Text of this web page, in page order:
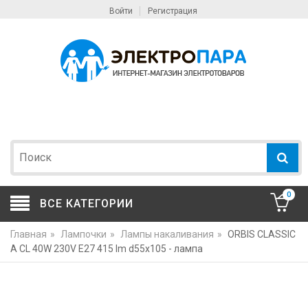
Войти Регистрация
ВСЕ КАТЕГОРИИ
0
Главная » Лампочки » Лампы накаливания » ORBIS CLASSIC
A CL 40W 230V E27 415 lm d55x105 - лампа